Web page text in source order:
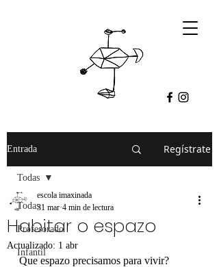
Entrada Regístrate
Todas
Profesorado
Infantil
Todas
Habitar o espazo
escola imaxinada
31 mar 4 min de lectura
Actualizado: 1 abr
Que espazo precisamos para vivir?